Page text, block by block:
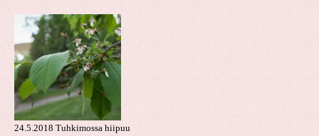
24.5.2018 Tuhkimossa hiipuu